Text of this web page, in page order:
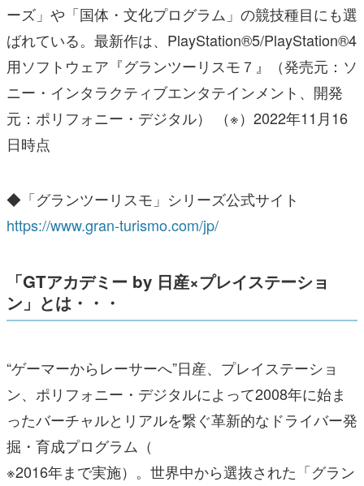
ーズ」や「国体・文化プログラム」の競技種目にも選
ばれている。最新作は、PlayStation®5/PlayStation®4
用ソフトウェア『グランツーリスモ７』（発売元：ソ
ニー・インタラクティブエンタテインメント、開発
元：ポリフォニー・デジタル） （※）2022年11月16
日時点
◆「グランツーリスモ」シリーズ公式サイト
https://www.gran-turismo.com/jp/
「GTアカデミー by 日産×プレイステーショ
ン」とは・・・
“ゲーマーからレーサーへ”日産、プレイステーショ
ン、ポリフォニー・デジタルによって2008年に始ま
ったバーチャルとリアルを繋ぐ革新的なドライバー発
掘・育成プログラム（
※2016年まで実施）。世界中から選抜された「グラン